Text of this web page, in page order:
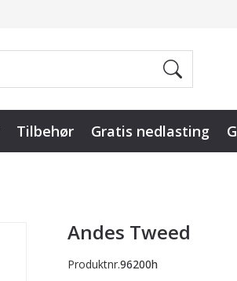
Tilbehør Gratis nedlasting
Andes Tweed
Produktnr.96200h